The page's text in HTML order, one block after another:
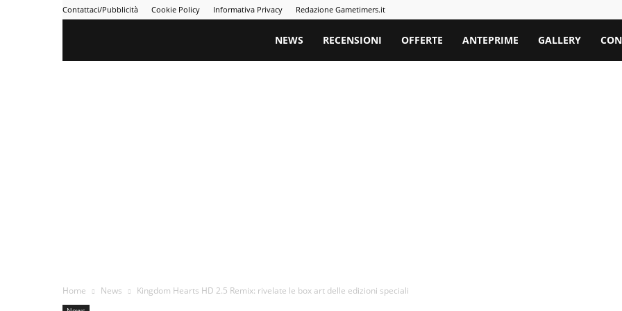
Contattaci/Pubblicità Cookie Policy Informativa Privacy Redazione Gametimers.it
Gametimers
NEWS RECENSIONI OFFERTE ANTEPRIME GALLERY
Home News Kingdom Hearts HD 2.5 Remix: rivelate le box art delle edizioni speciali